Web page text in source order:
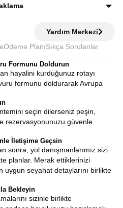
yer alan tüm geziler
merkeze yakın kaliteli zincir
verimli kullanırsınız.
Yardım Merkezi
Ödeme Planı Sıkça Sorulanlar
Formunu Doldurun
hayalini kurduğunuz rotayı
formunu doldurarak Avrupa
seçin dilerseniz peşin,
rezervasyonunuzu güvenle
İletişime Geçsin
sonra, yol danışmanlarımız sizi
planlar. Merak ettiklerinizi
uygun seyahat detaylarını birlikte
Bekleyin
sizinle birlikte